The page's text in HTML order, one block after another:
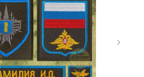
41003) c фамилией.